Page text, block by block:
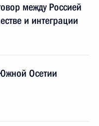
между Россией
и интеграции
Осетии